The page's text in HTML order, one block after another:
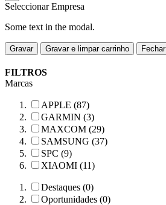
Seleccionar Empresa
Some text in the modal.
Gravar Gravar e limpar carrinho Fechar
FILTROS
Marcas
APPLE (87)
GARMIN (3)
MAXCOM (29)
SAMSUNG (37)
SPC (9)
XIAOMI (11)
Destaques (0)
Oportunidades (0)